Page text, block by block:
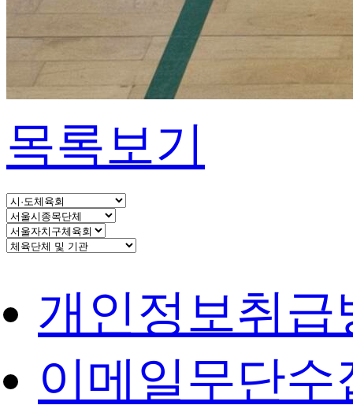
목록보기
개인정보취급
이메일무단수